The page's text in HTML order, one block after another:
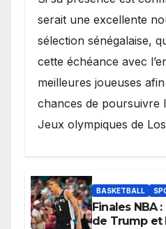
serait une excellente
sélection sénégalaise,
cette échéance avec
meilleures joueuses
chances de poursuivre
Jeux olympiques de
BASKETBALL
Finales NBA
de Trump et